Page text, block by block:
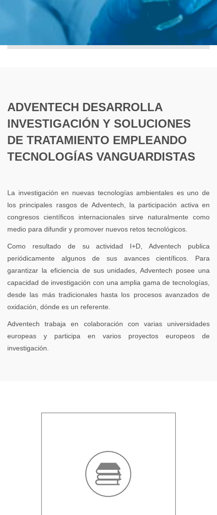
ADVENTECH DESARROLLA
INVESTIGACIÓN Y SOLUCIONES
DE TRATAMIENTO EMPLEANDO
TECNOLOGÍAS VANGUARDISTAS
La investigación en nuevas tecnologías ambientales es uno de
los principales rasgos de Adventech, la participación activa en
congresos científicos internacionales sirve naturalmente como
medio para difundir y promover nuevos retos tecnológicos.
Como resultado de su actividad I+D, Adventech publica
periódicamente algunos de sus avances científicos. Para
garantizar la eficiencia de sus unidades, Adventech posee una
capacidad de investigación con una amplia gama de tecnologías,
desde las más tradicionales hasta los procesos avanzados de
oxidación, dónde es un referente.
Adventech trabaja en colaboración con varias universidades
europeas y participa en varios proyectos europeos de
investigación.